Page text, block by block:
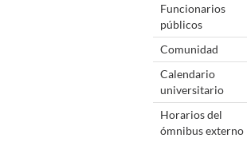
Funcionarios
públicos
Comunidad
Calendario
universitario
Horarios del
ómnibus externo